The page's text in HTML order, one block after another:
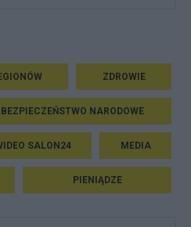
ZDROWIE
BEZPIECZEŃSTWO NARODOWE
SALON24 MEDIA
PIENIĄDZE